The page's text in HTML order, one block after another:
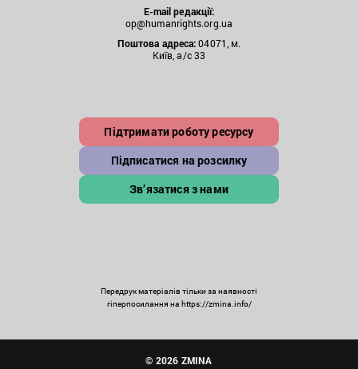
E-mail редакції:
op@humanrights.org.ua
Поштова адреса:04071, м.
Київ, а/с 33
Підтримати роботу ресурсу
Підписатися на розсилку
Зв’язатися з нами
Передрук матеріалів тільки за наявності
гіперпосилання на https://zmina.info/
© 2026 ZMINA